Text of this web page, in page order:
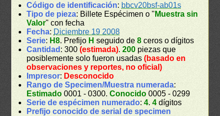
Código de identificación: bbcv20bsf-ab01s
Tipo de pieza: Billete Espécimen o " Muestra sin
Valor" con fecha
Fecha: Diciembre 19 2008
Serie: H8. Prefijo H seguido de8 ceros o dígitos
Cantidad : 300(estimada).200 piezas que
posiblemente solo fueron usadas(basado en
observaciones y reportes, no oficial)
Impresor: Desconocido
Rango de Specimen/Muestra numerada:
Estimado 0001 - 0300.Conocido 0005 - 0299
Serie de espécimen numerado:4.4 dígitos
Prefijo conocido de serial de specimen